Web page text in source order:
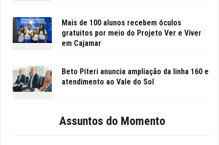
Mais de 100 alunos recebem óculos
gratuitos por meio do Projeto Ver e Viver
em Cajamar
Beto Piteri anuncia ampliação da linha 160 e
atendimento ao Vale do Sol
Assuntos do Momento